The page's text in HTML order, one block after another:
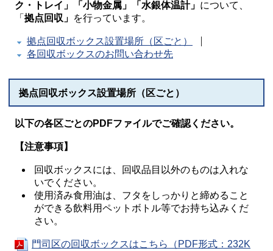
ク・トレイ」「小物金属」「水銀体温計」 について、
「 拠点回収」 を行っています。
拠点回収ボックス設置場所（区ごと）
各回収ボックスのお問い合わせ先
拠点回収ボックス設置場所（区ごと）
以下の各区ごとのPDFファイルでご確認ください。
【注意事項】
回収ボックスには、回収品目以外のものは入れな
いでください。
使用済み食用油は、フタをしっかりと締めること
ができる飲料用ペットボトル等でお持ち込みくだ
さい。
門司区の回収ボックスはこちら（PDF形式：232K